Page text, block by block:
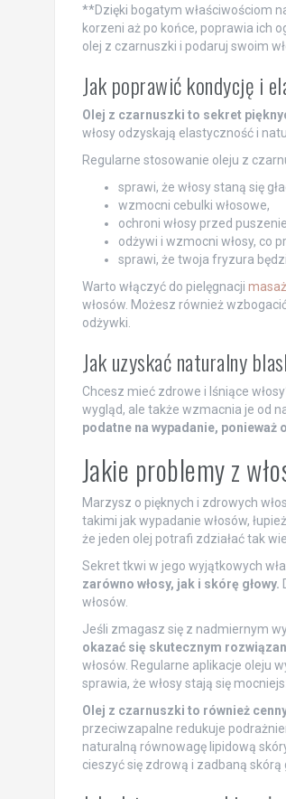
**Dzięki bogatym właściwościom
korzeni aż po końce, poprawia ich
olej z czarnuszki i podaruj swoim
Jak poprawić kondycję i
Olej z czarnuszki to sekret
włosy odzyskają elastyczność i
Regularne stosowanie oleju z
sprawi, że włosy staną się
wzmocni cebulki włosowe,
ochroni włosy przed
odżywi i wzmocni włosy, co
sprawi, że twoja fryzura
Warto włączyć do pielęgnacji
włosów. Możesz również
odżywki.
Jak uzyskać naturalny
Chcesz mieć zdrowe i lśniące
wygląd, ale także wzmacnia je od
podatne na wypadanie,
Jakie problemy z
Marzysz o pięknych i zdrowych
takimi jak wypadanie włosów,
że jeden olej potrafi zdziałać tak
Sekret tkwi w jego wyjątkowych
zarówno włosy, jak i skórę głowy.
włosów.
Jeśli zmagasz się z nadmiernym
okazać się skutecznym
włosów. Regularne aplikacje oleju
sprawia, że włosy stają się
Olej z czarnuszki to również
przeciwzapalne redukuje
naturalną równowagę lipidową
cieszyć się zdrową i zadbaną skórą